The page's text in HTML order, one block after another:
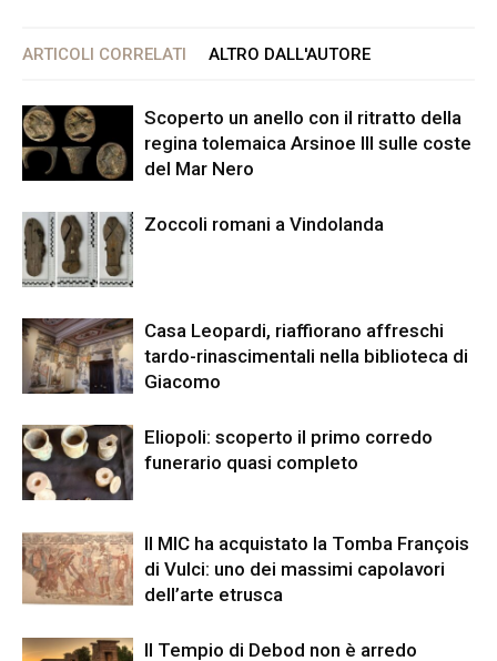
ARTICOLI CORRELATI ALTRO DALL'AUTORE
Scoperto un anello con il ritratto della
regina tolemaica Arsinoe III sulle coste
del Mar Nero
Zoccoli romani a Vindolanda
Casa Leopardi, riaffiorano affreschi
tardo-rinascimentali nella biblioteca di
Giacomo
Eliopoli: scoperto il primo corredo
funerario quasi completo
Il MIC ha acquistato la Tomba François
di Vulci: uno dei massimi capolavori
dell’arte etrusca
Il Tempio di Debod non è arredo